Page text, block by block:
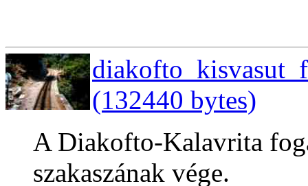
(132440 bytes)
A Diakofto-Kalavrita
szakaszának vége.